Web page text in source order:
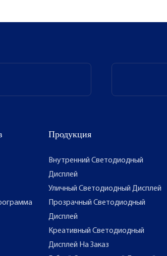
Продукция
Внутренний Светодиодный
Дисплей
Уличный Светодиодный Дисплей
Прозрачный Светодиодный
Дисплей
Креативный Светодиодный
Дисплей На Заказ